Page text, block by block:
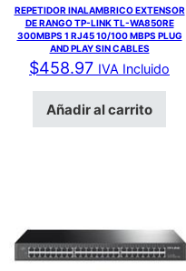
REPETIDOR INALAMBRICO EXTENSOR
DE RANGO TP-LINK TL-WA850RE
300MBPS 1 RJ45 10/100 MBPS PLUG
AND PLAY SIN CABLES
$458.97 IVA Incluido
Añadir al carrito